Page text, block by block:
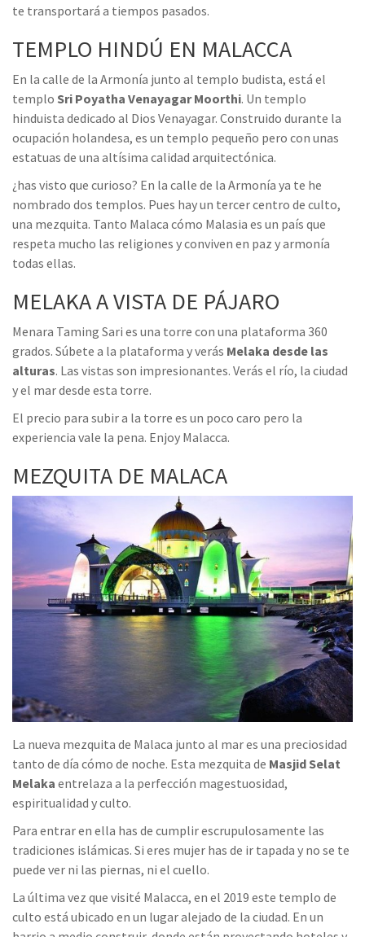
te transportará a tiempos pasados.
TEMPLO HINDÚ EN MALACCA
En la calle de la Armonía junto al templo budista, está el
templo Sri Poyatha Venayagar Moorthi. Un templo
hinduista dedicado al Dios Venayagar. Construido durante la
ocupación holandesa, es un templo pequeño pero con unas
estatuas de una altísima calidad arquitectónica.
¿has visto que curioso? En la calle de la Armonía ya te he
nombrado dos templos. Pues hay un tercer centro de culto,
una mezquita. Tanto Malaca cómo Malasia es un país que
respeta mucho las religiones y conviven en paz y armonía
todas ellas.
MELAKA A VISTA DE PÁJARO
Menara Taming Sari es una torre con una plataforma 360
grados. Súbete a la plataforma y verás Melaka desde las
alturas. Las vistas son impresionantes. Verás el río, la ciudad
y el mar desde esta torre.
El precio para subir a la torre es un poco caro pero la
experiencia vale la pena. Enjoy Malacca.
MEZQUITA DE MALACA
La nueva mezquita de Malaca junto al mar es una preciosidad
tanto de día cómo de noche. Esta mezquita de Masjid Selat
Melaka entrelaza a la perfección magestuosidad,
espiritualidad y culto.
Para entrar en ella has de cumplir escrupulosamente las
tradiciones islámicas. Si eres mujer has de ir tapada y no se te
puede ver ni las piernas, ni el cuello.
La última vez que visité Malacca, en el 2019 este templo de
culto está ubicado en un lugar alejado de la ciudad. En un